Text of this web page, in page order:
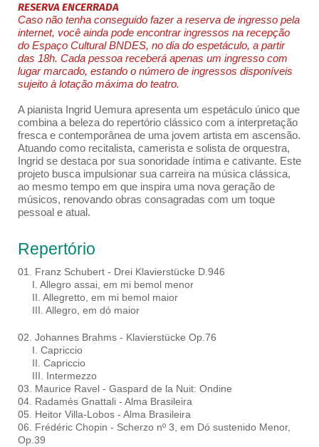
RESERVA ENCERRADA
Caso não tenha conseguido fazer a reserva de ingresso pela
internet, você ainda pode encontrar ingressos na recepção
do Espaço Cultural BNDES, no dia do espetáculo, a partir
das 18h. Cada pessoa receberá apenas um ingresso com
lugar marcado, estando o número de ingressos disponíveis
sujeito à lotação máxima do teatro.
A pianista Ingrid Uemura apresenta um espetáculo único que
combina a beleza do repertório clássico com a interpretação
fresca e contemporânea de uma jovem artista em ascensão.
Atuando como recitalista, camerista e solista de orquestra,
Ingrid se destaca por sua sonoridade íntima e cativante. Este
projeto busca impulsionar sua carreira na música clássica,
ao mesmo tempo em que inspira uma nova geração de
músicos, renovando obras consagradas com um toque
pessoal e atual.
Repertório
01. Franz Schubert - Drei Klavierstücke D.946
I. Allegro assai, em mi bemol menor
II. Allegretto, em mi bemol maior
III. Allegro, em dó maior
02. Johannes Brahms - Klavierstücke Op.76
I. Capriccio
II. Capriccio
III. Intermezzo
03. Maurice Ravel - Gaspard de la Nuit: Ondine
04. Radamés Gnattali - Alma Brasileira
05. Heitor Villa-Lobos - Alma Brasileira
06. Frédéric Chopin - Scherzo nº 3, em Dó sustenido Menor,
Op.39